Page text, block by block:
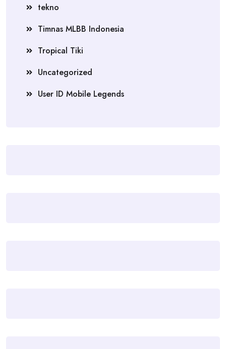
tekno
Timnas MLBB Indonesia
Tropical Tiki
Uncategorized
User ID Mobile Legends